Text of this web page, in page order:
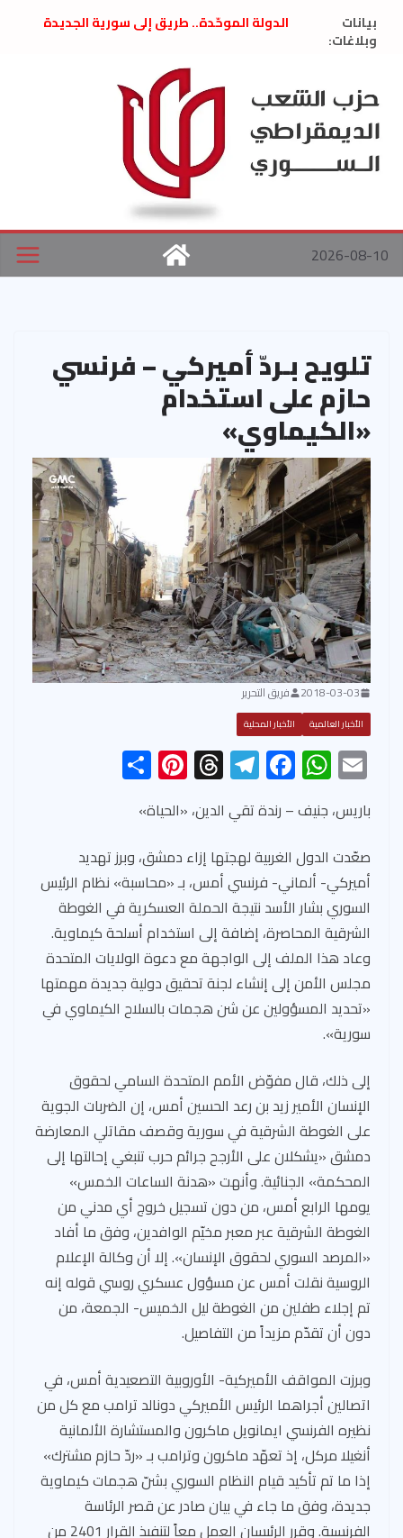
بيانات
وبلاغات:
الدولة الموحّدة.. طريق إلى سورية الجديدة
العام السابق لحزب الاتحاد الاشتراكي العربي
الديمقراطي
بلاغ صادر عن اجتماع اللجنة المركزية نيسان
2026
الحرب الأمريكية الإسرائيلية على نظام الملالي
في إيران .. بيان من حزب الشعب الديمقراطي
السوري
2026-08-10
تلويح بـردّ أميركي – فرنسي
حازم على استخدام
«الكيماوي»
2018-03-03 فريق التحرير
الأخبار العالمية الأخبار المحلية
E
m
ail
W
h
at
s
A
p
p
F
ac
e
b
o
ok
Te
le
gr
a
m
T
hr
ea
ds
Pi
nt
er
es
t
e
باريس، جنيف – رندة تقي الدين، «الحياة»
صعّدت الدول الغربية لهجتها إزاء دمشق، وبرز تهديد
أميركي- ألماني- فرنسي أمس، بـ «محاسبة» نظام الرئيس
السوري بشار الأسد نتيجة الحملة العسكرية في الغوطة
الشرقية المحاصرة، إضافة إلى استخدام أسلحة كيماوية.
وعاد هذا الملف إلى الواجهة مع دعوة الولايات المتحدة
مجلس الأمن إلى إنشاء لجنة تحقيق دولية جديدة مهمتها
«تحديد المسؤولين عن شن هجمات بالسلاح الكيماوي في
سورية».
إلى ذلك، قال مفوّض الأمم المتحدة السامي لحقوق
الإنسان الأمير زيد بن رعد الحسين أمس، إن الضربات الجوية
على الغوطة الشرقية في سورية وقصف مقاتلي المعارضة
دمشق «يشكلان على الأرجح جرائم حرب تنبغي إحالتها إلى
المحكمة» الجنائية. وأنهت «هدنة الساعات الخمس»
يومها الرابع أمس، من دون تسجيل خروج أي مدني من
الغوطة الشرقية عبر معبر مخيّم الوافدين، وفق ما أفاد
«المرصد السوري لحقوق الإنسان». إلا أن وكالة الإعلام
الروسية نقلت أمس عن مسؤول عسكري روسي قوله إنه
تم إجلاء طفلين من الغوطة ليل الخميس- الجمعة، من
دون أن تقدّم مزيداً من التفاصيل.
وبرزت المواقف الأميركية- الأوروبية التصعيدية أمس، في
اتصالين أجراهما الرئيس الأميركي دونالد ترامب مع كل من
نظيره الفرنسي ايمانويل ماكرون والمستشارة الألمانية
أنغيلا مركل، إذ تعهّد ماكرون وترامب بـ «ردّ حازم مشترك»
إذا ما تم تأكيد قيام النظام السوري بشنّ هجمات كيماوية
جديدة، وفق ما جاء في بيان صادر عن قصر الرئاسة
الفرنسية. وقرر الرئيسان العمل معاً لتنفيذ القرار 2401 من